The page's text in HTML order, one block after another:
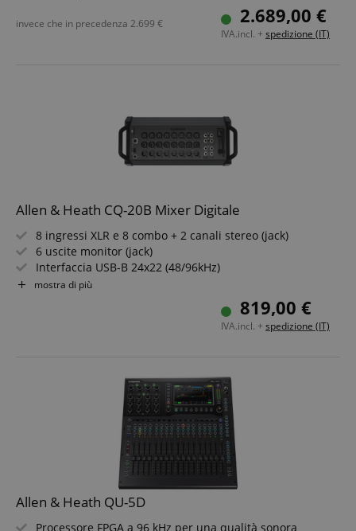
Touchscreen da 7" per un funzionamento intuitivo
Interfaccia audio USB-C 32x32 e registrazione
2.689,00 €
IVA.incl. + spedizione (IT)
invece che in precedenza 2.699 €
Allen & Heath CQ-20B Mixer Digitale
8 ingressi XLR e 8 combo + 2 canali stereo (jack)
6 uscite monitor (jack)
Interfaccia USB-B 24x22 (48/96kHz)
Gain Assistant e Feedback Assistant
Controllabile tramite app CQ MixPad e CQ4You
mostra di più
819,00 €
IVA.incl. + spedizione (IT)
Allen & Heath QU-5D
Processore FPGA a 96 kHz per una qualità sonora